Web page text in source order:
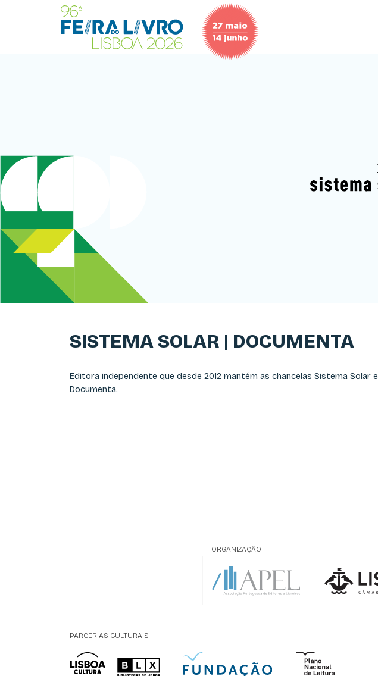
SISTEMA SOLAR | DOCUMENTA
Editora independente que desde 2012 mantém as chancelas Sistema Solar e
Documenta.
ORGANIZAÇÃO
PARCERIAS CULTURAIS